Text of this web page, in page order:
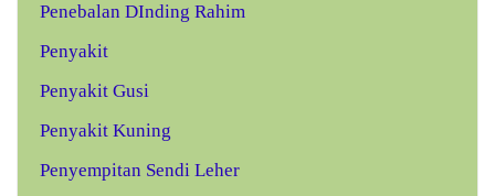
Penebalan DInding Rahim
Penyakit
Penyakit Gusi
Penyakit Kuning
Penyempitan Sendi Leher